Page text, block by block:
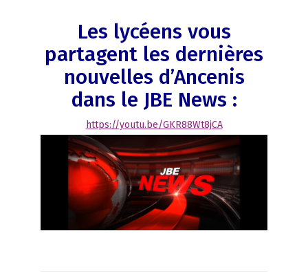
Les lycéens vous
partagent les dernières
nouvelles d’Ancenis
dans le JBE News :
https://youtu.be/GKR88Wt8jCA